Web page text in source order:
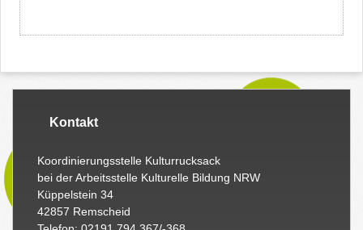
Kontakt
Koordinierungsstelle Kulturrucksack
bei der Arbeitsstelle Kulturelle Bildung NRW
Küppelstein 34
42857 Remscheid